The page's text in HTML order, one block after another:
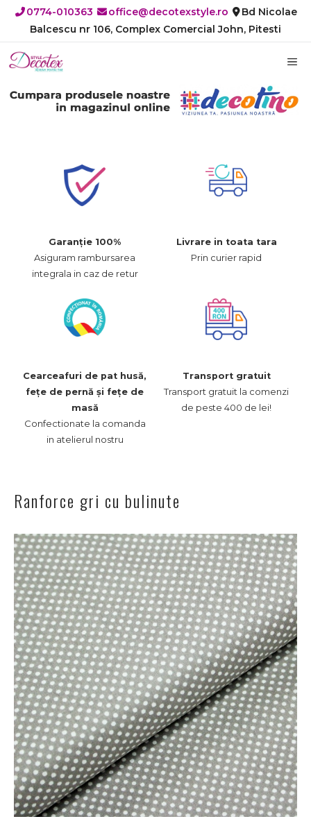
0774-010363 office@decotexstyle.ro
Bd Nicolae
Balcescu nr 106, Complex Comercial John, Pitesti
Garanție 100%
Asiguram rambursarea
integrala in caz de retur
Livrare in toata tara
Prin curier rapid
Cearceafuri de pat husă,
fețe de pernă și fețe de
masă
Confectionate la comanda
in atelierul nostru
Transport gratuit
Transport gratuit la comenzi
de peste 400 de lei!
Ranforce gri cu bulinute